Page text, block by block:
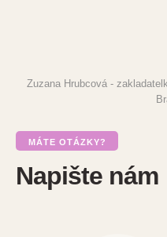
MÁTE OTÁZKY?
Napište nám
Zuzana Hrubcová -